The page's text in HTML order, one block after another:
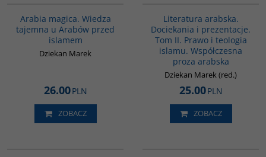
Arabia magica. Wiedza
tajemna u Arabów przed
islamem
Dziekan Marek
26.00PLN
ZOBACZ
Literatura arabska.
Dociekania i prezentacje.
Tom II. Prawo i teologia
islamu. Współczesna
proza arabska
Dziekan Marek (red.)
25.00PLN
ZOBACZ